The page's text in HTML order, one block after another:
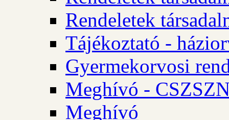
Rendeletek
Tájékoztató -
Gyermekorvosi
Meghívó -
Meghívó